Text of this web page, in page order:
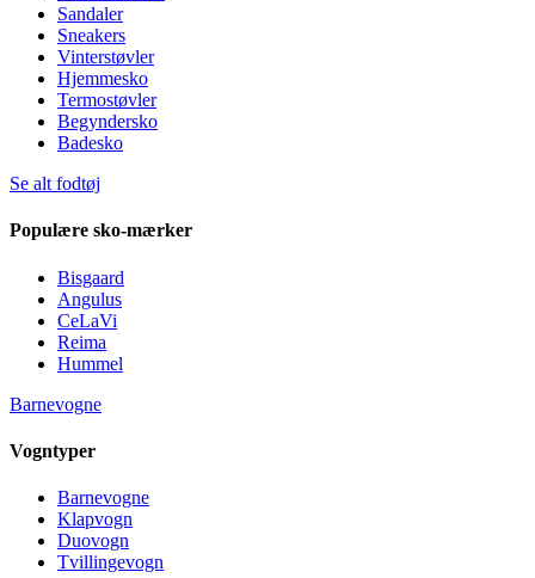
Sandaler
Sneakers
Vinterstøvler
Hjemmesko
Termostøvler
Begyndersko
Badesko
Se alt fodtøj
Populære sko-mærker
Bisgaard
Angulus
CeLaVi
Reima
Hummel
Barnevogne
Vogntyper
Barnevogne
Klapvogn
Duovogn
Tvillingevogn